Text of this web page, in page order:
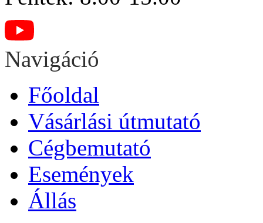
Navigáció
Főoldal
Vásárlási útmutató
Cégbemutató
Események
Állás